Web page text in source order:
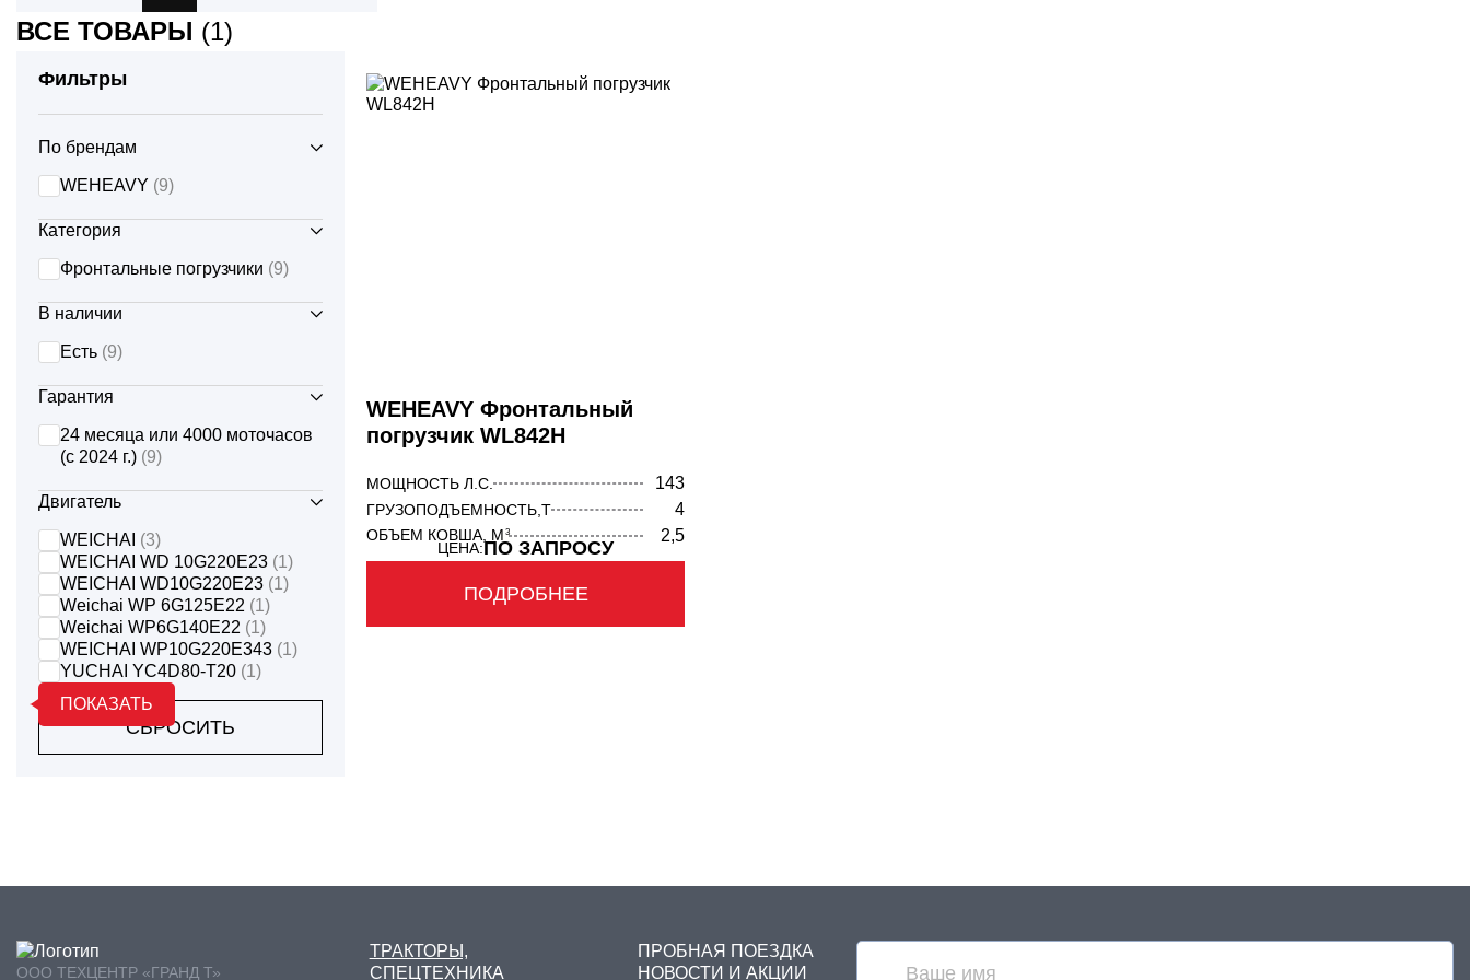
ЭКСКАВАТОРЫ - ПОГРУЗЧИКИ
SCOUT
YTO
МУЛЬЧЕРЫ
ОТВАЛЫ
ПРЕСС - ПОДБОРЩИКИ
ФРЕЗЫ
ФРОНТАЛЬНЫЕ ПОГРУЗЧИКИ
ЩЕТКИ
ЯМОБУРЫ
ВСЕ ТОВАРЫ (1)
Фильтры
По брендам
WEHEAVY (9)
Категория
Фронтальные погрузчики (9)
В наличии
Есть (9)
Гарантия
24 месяца или 4000 моточасов
(с 2024 г.) (9)
Двигатель
WEICHAI (3)
WEICHAI WD 10G220E23 (1)
WEICHAI WD10G220E23 (1)
Weichai WP 6G125E22 (1)
Weichai WP6G140E22 (1)
WEICHAI WP10G220E343 (1)
YUCHAI YC4D80-T20 (1)
ПОКАЗАТЬ
СБРОСИТЬ
WEHEAVY Фронтальный
погрузчик WL842H
МОЩНОСТЬ Л.С. 143
ГРУЗОПОДЪЕМНОСТЬ,Т 4
ОБЪЕМ КОВША, М 3 2,5
ЦЕНА:ПО ЗАПРОСУ
ПОДРОБНЕЕ
ООО ТЕХЦЕНТР «ГРАНД Т»
ТРАКТОРЫ,
СПЕЦТЕХНИКА
ПРОБНАЯ ПОЕЗДКА
НОВОСТИ И АКЦИИ